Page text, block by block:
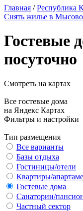
Главная /Республика
Снять жилье в
Гостевые
посуточно
Смотреть на картах
Все гостевые дома
на Яндекс Картах
Фильтры и настройки
Тип размещения
Все варианты
Базы отдыха
Гостиницы/отели
Квартиры/
Гостевые дома
Санатории/
Частный сектор